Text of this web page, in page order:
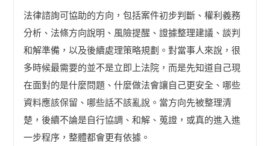
法律諮詢可協助的方向，包括案件初步判斷、權利義務
分析、法條方向說明、風險提醒、證據整理建議、談判
和解準備，以及後續處理策略規劃。對當事人來說，很
多時候最需要的並不是立即上法院，而是先知道自己現
在面對的是什麼問題、什麼做法會讓自己更安全、哪些
資料應該保留、哪些話不該亂說。當方向先被整理清
楚，後續不論是自行協調、和解、蒐證，或真的進入進
一步程序，整體都會更有依據。